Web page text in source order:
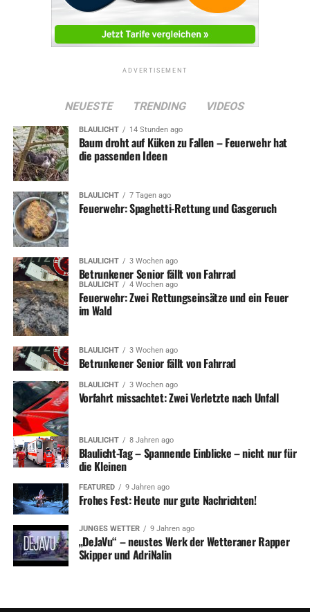
ADVERTISEMENT
NEUESTE TRENDING VIDEOS
BLAULICHT 14 Stunden ago
Baum droht auf Küken zu Fallen – Feuerwehr hat
die passenden Ideen
BLAULICHT 7 Tagen ago
Feuerwehr: Spaghetti-Rettung und Gasgeruch
BLAULICHT 3 Wochen ago
Betrunkener Senior fällt von Fahrrad
BLAULICHT 4 Wochen ago
Feuerwehr: Zwei Rettungseinsätze und ein Feuer
im Wald
BLAULICHT 3 Wochen ago
Betrunkener Senior fällt von Fahrrad
BLAULICHT 3 Wochen ago
Vorfahrt missachtet: Zwei Verletzte nach Unfall
BLAULICHT 8 Jahren ago
Blaulicht-Tag – Spannende Einblicke – nicht nur für
die Kleinen
FEATURED 9 Jahren ago
Frohes Fest: Heute nur gute Nachrichten!
JUNGES WETTER 9 Jahren ago
„DeJaVu“ – neustes Werk der Wetteraner Rapper
Skipper und AdriNalin